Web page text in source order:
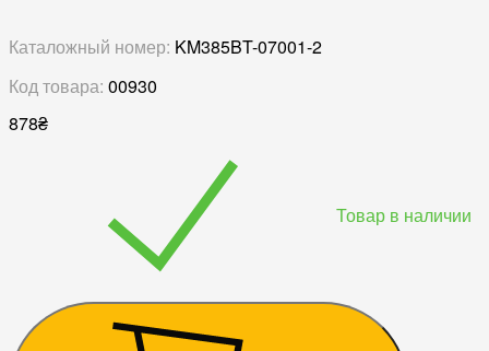
Каталожный номер: KM385BT-07001-2
Код товара: 00930
878₴
Товар в наличии